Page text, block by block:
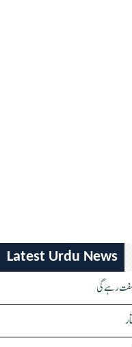
Latest Urdu News